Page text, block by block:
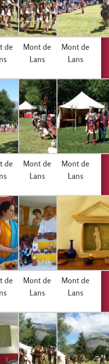
de
Mont de
Lans
Mont de
Lans
de
Mont de
Lans
Mont de
Lans
de
Mont de
Lans
Mont de
Lans